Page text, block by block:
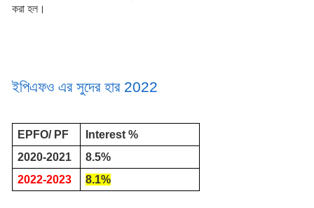
করা হল।
ইপিএফও এর সুদের হার 2022
EPFO/ PF
Interest %
2020-2021
8.5%
2022-2023
8.1%